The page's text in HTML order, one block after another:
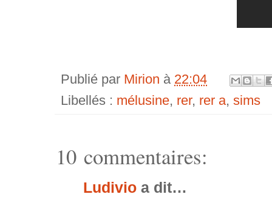
Publié par Mirion à 22:04
Libellés : mélusine, rer, rer a, sims
10 commentaires:
Ludivio a dit…